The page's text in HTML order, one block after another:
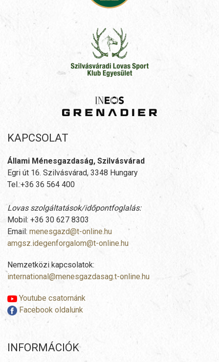
KAPCSOLAT
Állami Ménesgazdaság, Szilvásvárad
Egri út 16. Szilvásvárad, 3348 Hungary
Tel.:+36 36 564 400
Lovas szolgáltatások/időpontfoglalás:
Mobil: +36 30 627 8303
Email: menesgazd@t-online.hu
amgsz.idegenforgalom@t-online.hu
Nemzetközi kapcsolatok:
international@menesgazdasag.t-online.hu
Youtube csatornánk
Facebook oldalunk
INFORMÁCIÓK